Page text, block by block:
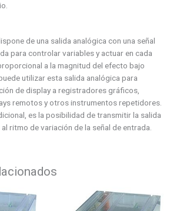
de una salida analógica con una señal
para controlar variables y actuar en cada
a la magnitud del efecto bajo
utilizar esta salida analógica para
de display a registradores gráficos,
remotos y otros instrumentos repetidores.
es la posibilidad de transmitir la salida
ritmo de variación de la señal de entrada.
Este
producto